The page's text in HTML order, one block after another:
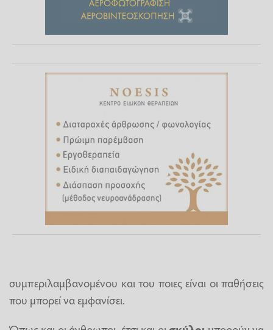
συμπεριλαμβανομένου και του ποιες είναι οι παθήσεις
που μπορεί να εμφανίσει.